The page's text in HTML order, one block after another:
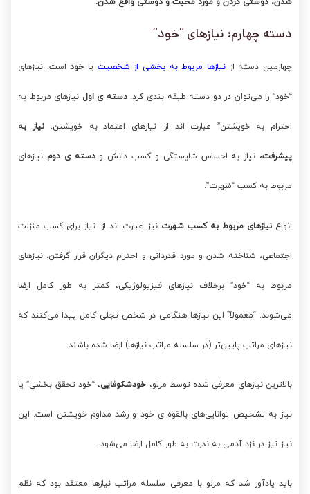
دسته چهارم: نیازهای “خود”
چهارمین دسته از نیازها مربوط به بخشی از شخصیت یا خود است. نیازهای
“خود” را می‌توان در دو دسته طبقه بندی کرد.دسته ی اول نیازهای مربوط به
احترام به خویشتن” عبارت اند از: نیازهای اعتماد به خویشتن،نیاز به
پیشرفت، نیاز به احساس شایستگی و کسب دانش ودسته ی دوم نیازهای
مربوط به کسب “شهرت”.
انواعنیازهای مربوط به کسب شهرتنیز عبارت اند از: نیاز برای کسب منزلت
اجتماعی، شناخته شدن و مورد قدردانی و احترام دیگران قرار گرفتن. نیازهای
مربوط به “خود” برخلاف نیازهای فیزیولوژیکی، کمتر به طور کامل ارضا
می‌شوند. “معمولاً” این نیازها هنگامی در شخص تجلی کامل پیدا می‌کنند که
نیازهای مراتب پایین‌تر (در سلسله مراتب نیازها) ارضا شده باشند.
بالاترین نیازهای معرفی شده توسط مزلو، خودشکوفایی، “خود تحقق بخشی” یا
نیاز به تشخیص توانایی‌های بالقوه ی خود و رشد مداوم خویشتن است. این
نیاز نیز در نزد آدمی به ندرت به طور کامل ارضا می‌شود.
باید یادآور شد که مزلو با معرفی سلسله مراتب نیازها معتقد بود که نظم